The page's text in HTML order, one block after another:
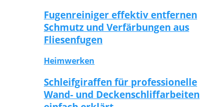
Fugenreiniger effektiv entfernen
Schmutz und Verfärbungen aus
Fliesenfugen
Heimwerken
Schleifgiraffen für professionelle
Wand- und Deckenschliffarbeiten